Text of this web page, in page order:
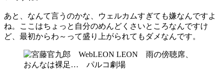
あと、なんて言うのかな、ウェルカムすぎても嫌なんですよ
ね。ここはちょっと自分のめんどくさいところなんですけ
ど、最初からわ～って盛り上がられてもダメなんです。